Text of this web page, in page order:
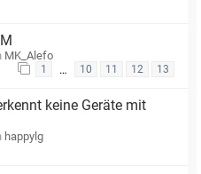
MK_Alefo
1 … 10 11 12 13
keine Geräte mit
happylg